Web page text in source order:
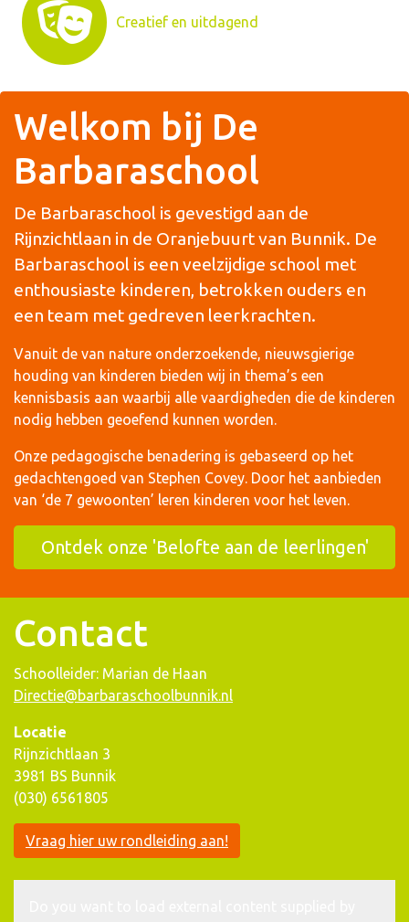
Creatief en uitdagend
Welkom bij De
Barbaraschool
De Barbaraschool is gevestigd aan de
Rijnzichtlaan in de Oranjebuurt van Bunnik. De
Barbaraschool is een veelzijdige school met
enthousiaste kinderen, betrokken ouders en
een team met gedreven leerkrachten.
Vanuit de van nature onderzoekende, nieuwsgierige
houding van kinderen bieden wij in thema’s een
kennisbasis aan waarbij alle vaardigheden die de kinderen
nodig hebben geoefend kunnen worden.
Onze pedagogische benadering is gebaseerd op het
gedachtengoed van Stephen Covey. Door het aanbieden
van ‘de 7 gewoonten’ leren kinderen voor het leven.
Ontdek onze 'Belofte aan de leerlingen'
Contact
Schoolleider: Marian de Haan
Directie@barbaraschoolbunnik.nl
Locatie
Rijnzichtlaan 3
3981 BS Bunnik
(030) 6561805
Vraag hier uw rondleiding aan!